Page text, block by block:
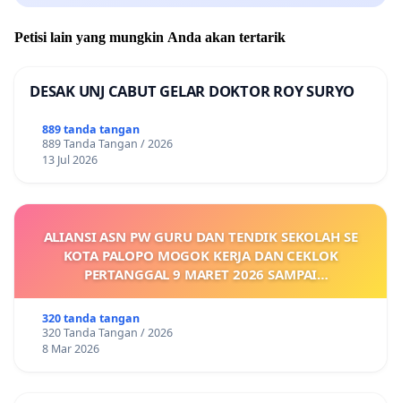
Petisi lain yang mungkin Anda akan tertarik
DESAK UNJ CABUT GELAR DOKTOR ROY SURYO
889 tanda tangan
889 Tanda Tangan / 2026
13 Jul 2026
ALIANSI ASN PW GURU DAN TENDIK SEKOLAH SE
KOTA PALOPO MOGOK KERJA DAN CEKLOK
PERTANGGAL 9 MARET 2026 SAMPAI
KEJELASAN SUMBER GAJI POKOK
320 tanda tangan
320 Tanda Tangan / 2026
8 Mar 2026